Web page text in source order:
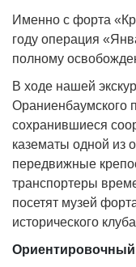
Именно с форта
году операция
полному
В ходе нашей
Ораниенбаумского
сохранившиеся
казематы одной из
передвижные
транспортеры
посетят музей
исторического
Ориентировочный